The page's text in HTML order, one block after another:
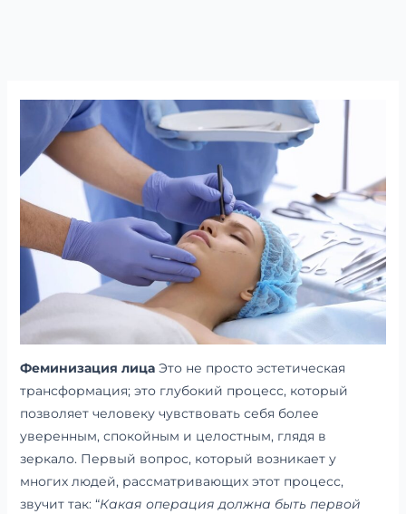
Феминизация лицаЭто не просто эстетическая
трансформация; это глубокий процесс, который
позволяет человеку чувствовать себя более
уверенным, спокойным и целостным, глядя в
зеркало. Первый вопрос, который возникает у
многих людей, рассматривающих этот процесс,
звучит так: “Какая операция должна быть первой